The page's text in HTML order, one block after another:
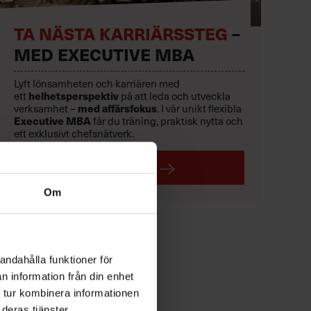
Om
funktioner för
information från din enhet
kombinera informationen
TA NÄSTA KARRIÄRSSTEG –
MED EXECUTIVE MBA
Lyft lönsamheten och karriären med
ett helhetsperspektivpå att leda och utveckla
verksamhet – med affärsfokus. I vår unikt flexibla
Executive MBAfår du träning, praktisk nytta och
ett exklusivt chefsnätverk.